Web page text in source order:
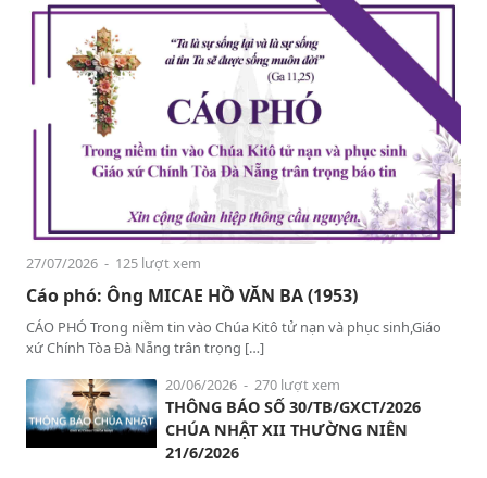
27/07/2026 - 125 lượt xem
Cáo phó: Ông MICAE HỒ VĂN BA (1953)
CÁO PHÓ Trong niềm tin vào Chúa Kitô tử nạn và phục sinh,Giáo
xứ Chính Tòa Đà Nẵng trân trọng […]
20/06/2026 - 270 lượt xem
THÔNG BÁO SỐ 30/TB/GXCT/2026
CHÚA NHẬT XII THƯỜNG NIÊN
21/6/2026